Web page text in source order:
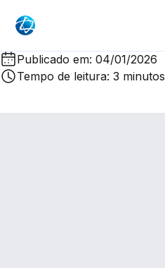
Publicado em: 04/01/2026
Tempo de leitura: 3 minutos